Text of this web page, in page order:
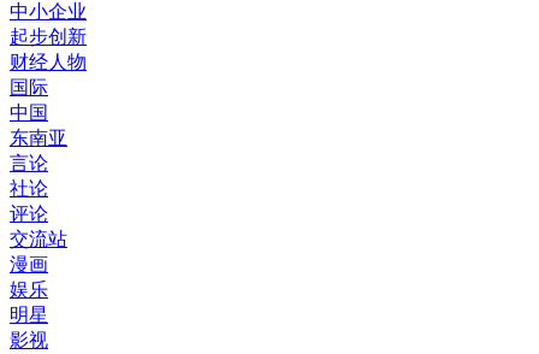
中小企业
起步创新
财经人物
国际
中国
东南亚
言论
社论
评论
交流站
漫画
娱乐
明星
影视